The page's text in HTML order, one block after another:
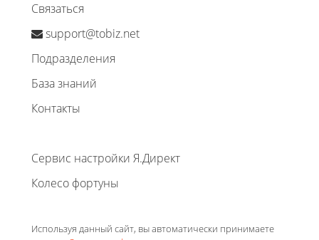
Связаться
support@tobiz.net
Подразделения
База знаний
Контакты
Сервис настройки Я.Директ
Колесо фортуны
Используя данный сайт, вы автоматически принимаете